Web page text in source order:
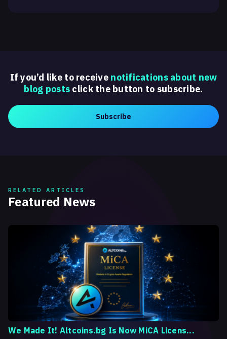
If you’d like to receive notifications about new
blog posts click the button to subscribe.
Subscribe
RELATED ARTICLES
Featured News
We Made It! Altcoins.bg Is Now MiCA Licens...